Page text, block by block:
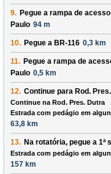
9. Pegue a rampa de
Paulo 94 m
10. Pegue a BR-116 0,3 km
11. Pegue a rampa de
Paulo 0,5 km
12. Continue para Rod.
Continue na Rod. Pres. Dutra
Estrada com pedágio em
63,8 km
13. Na rotatória, pegue a 1ª
Estrada com pedágio em
157 km